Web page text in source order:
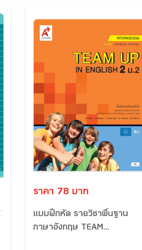
ราคา 78 บาท
แบบฝึกหัด รายวิชาพื้นฐาน
ภาษาอังกฤษ TEAM...